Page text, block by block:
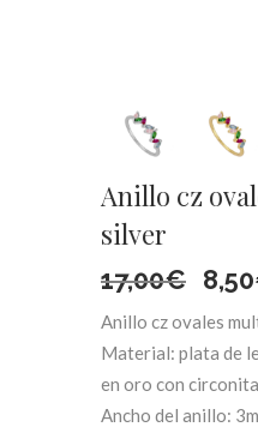
Anillo cz
silver
17,00€ El
8,50
Anillo cz ovales
Material: plata de
en oro con
Ancho del anillo: